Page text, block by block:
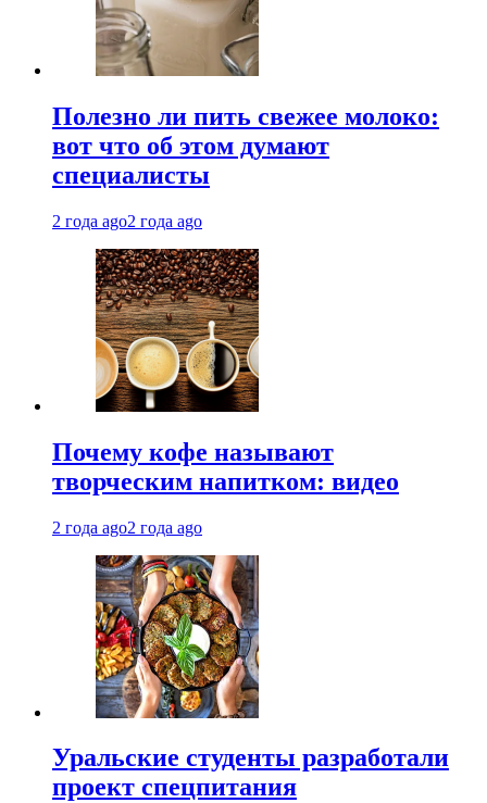
Полезно ли пить свежее молоко:
вот что об этом думают
специалисты
2 года ago2 года ago
Почему кофе называют
творческим напитком: видео
2 года ago2 года ago
Уральские студенты разработали
проект спецпитания